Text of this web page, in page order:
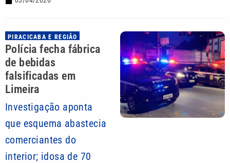
PIRACICABA E REGIÃO
Polícia fecha fábrica
de bebidas
falsificadas em
Limeira
Investigação aponta
que esquema abastecia
comerciantes do
interior; idosa de 70